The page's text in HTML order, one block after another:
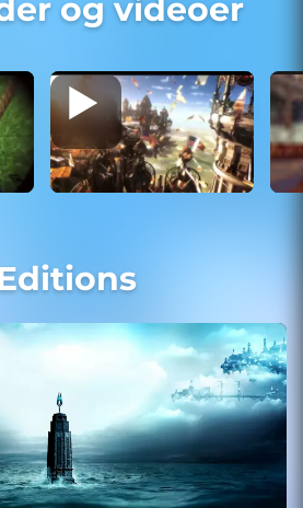
og videoer